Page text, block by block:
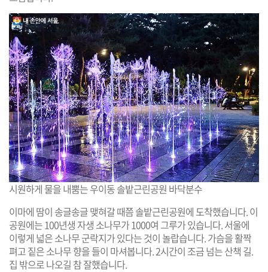
시원하게 물을 내뿜는 우이동 솔밭근린공원 바닥분수
이마에 땀이 송글송글 맺혀갈 때쯤 솔밭근린공원에 도착했습니다. 이
공원에는 100년생 자생 소나무가 1000여 그루가 있습니다. 서울에
이렇게 넓은 소나무 군락지가 있다는 것이 놀랍습니다. 가슴을 활짝
펴고 짙은 소나무 향을 들이 마셔봅니다. 2시간이 조금 넘는 산책 길.
집 밖으로 나오길 참 잘했습니다.